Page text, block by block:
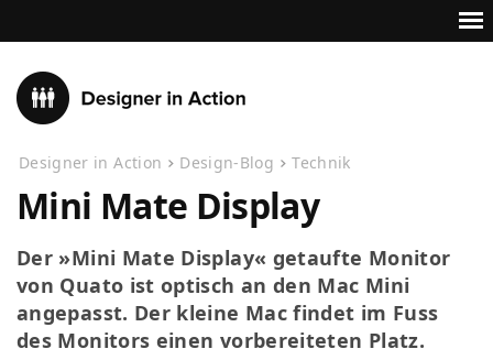
Designer in Action Design-Blog Technik
Mini Mate Display
Der »Mini Mate Display« getaufte Monitor
von Quato ist optisch an den Mac Mini
angepasst. Der kleine Mac findet im Fuss
des Monitors einen vorbereiteten Platz.